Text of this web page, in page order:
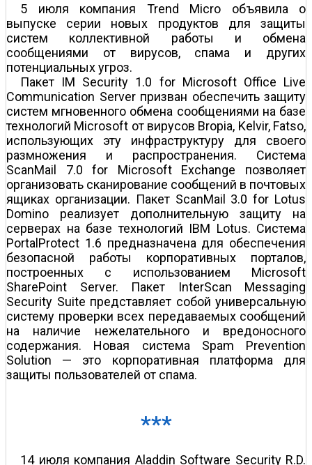
5 июля компания Trend Micro объявила о
выпуске серии новых продуктов для защиты
систем коллективной работы и обмена
сообщениями от вирусов, спама и других
потенциальных угроз.
Пакет IM Security 1.0 for Microsoft Office Live
Communication Server призван обеспечить защиту
систем мгновенного обмена сообщениями на базе
технологий Microsoft от вирусов Bropia, Kelvir, Fatso,
использующих эту инфраструктуру для своего
размножения и распространения. Система
ScanMail 7.0 for Microsoft Exchange позволяет
организовать сканирование сообщений в почтовых
ящиках организации. Пакет ScanMail 3.0 for Lotus
Domino реализует дополнительную защиту на
серверах на базе технологий IBM Lotus. Система
PortalProtect 1.6 предназначена для обеспечения
безопасной работы корпоративных порталов,
построенных с использованием Microsoft
SharePoint Server. Пакет InterScan Messaging
Security Suite представляет собой универсальную
систему проверки всех передаваемых сообщений
на наличие нежелательного и вредоносного
содержания. Новая система Spam Prevention
Solution — это корпоративная платформа для
защиты пользователей от спама.
***
14 июля компания Aladdin Software Security R.D.